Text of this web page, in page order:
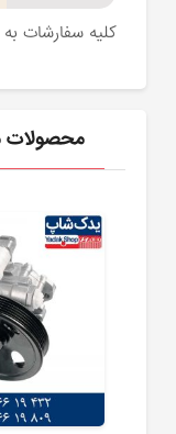
کلیه سفارشات
محصولات